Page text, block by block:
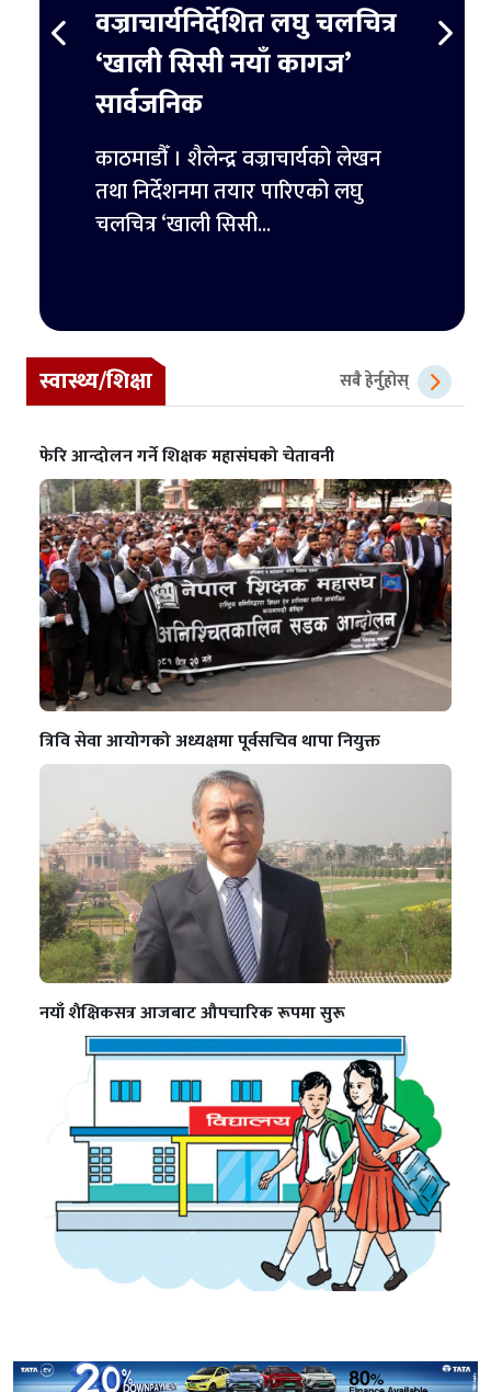
वज्राचार्यनिर्देशित लघु चलचित्र
‘खाली सिसी नयाँ कागज’
सार्वजनिक
काठमाडौँ । शैलेन्द्र वज्राचार्यको लेखन
तथा निर्देशनमा तयार पारिएको लघु
चलचित्र ‘खाली सिसी...
स्वास्थ्य/शिक्षा सबै हेर्नुहोस्
फेरि आन्दोलन गर्ने शिक्षक महासंघको चेतावनी
त्रिवि सेवा आयोगको अध्यक्षमा पूर्वसचिव थापा नियुक्त
नयाँ शैक्षिकसत्र आजबाट औपचारिक रूपमा सुरू